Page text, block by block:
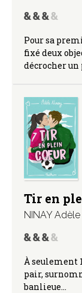
Pour sa
fixé deux
décrocher un
Tir en
NINAY Adèle
À seulement
pair,
banlieue…